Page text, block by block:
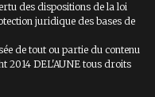
des dispositions de la loi
juridique des bases de
de tout ou partie du contenu
2014 DEL'AUNE tous droits